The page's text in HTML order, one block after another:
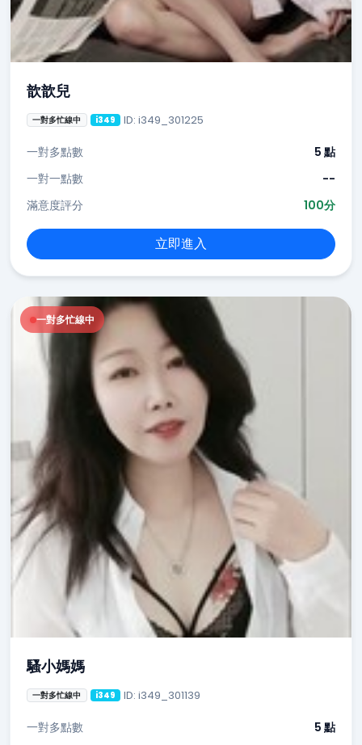
歆歆兒
一對多忙線中 i349 ID: i349_301225
一對多點數
5 點
一對一點數
--
滿意度評分
100分
立即進入
一對多忙線中
騷小媽媽
一對多忙線中 i349 ID: i349_301139
一對多點數 5 點